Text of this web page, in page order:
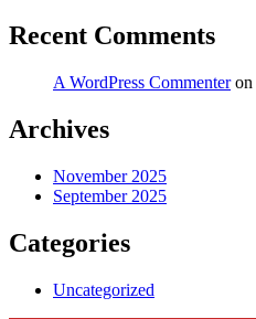
Recent Comments
A WordPress Commenteron
Archives
November 2025
September 2025
Categories
Uncategorized